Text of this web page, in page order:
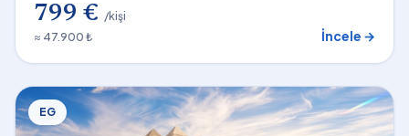
799 € /kişi
≈ 47.900 ₺
İncele →
EG